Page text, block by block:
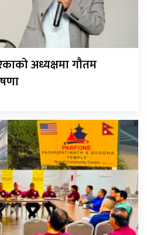
अध्यक्षमा गौतम